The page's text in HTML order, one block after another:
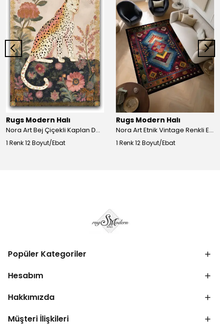
Rugs Modern Halı
Nora Art Bej Çiçekli Kaplan Desenli Dokuma Taban Dekoratif Salon Halısı 61
1 Renk 12 Boyut/Ebat
Rugs Modern Halı
Nora Art Etnik Vintage Renkli Eskitme Dokuma Taban Dekoratif Salon Halısı 63
1 Renk 12 Boyut/Ebat
Popüler Kategoriler
Hesabım
Hakkımızda
Müşteri İlişkileri